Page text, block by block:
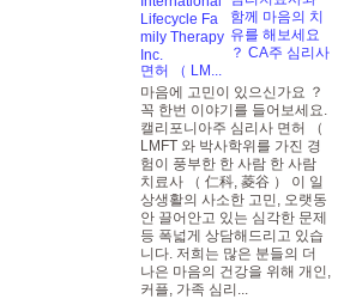
함께 마음의 치
유를 해보세요
？ CA주 심리사
면허 （ LM...
마음에 고민이 있으신가요 ？
꼭 한번 이야기를 들어보세요.
캘리포니아주 심리사 면허 （
LMFT 와 박사학위를 가진 경
험이 풍부한 한 사람 한 사람
치료사 （ 仁科, 菱谷 ） 이 일
상생활의 사소한 고민, 오랫동
안 끌어안고 있는 심각한 문제
등 폭넓게 상담해드리고 있습
니다. 저희는 많은 분들의 더
나은 마음의 건강을 위해 개인,
커플, 가족 심리...